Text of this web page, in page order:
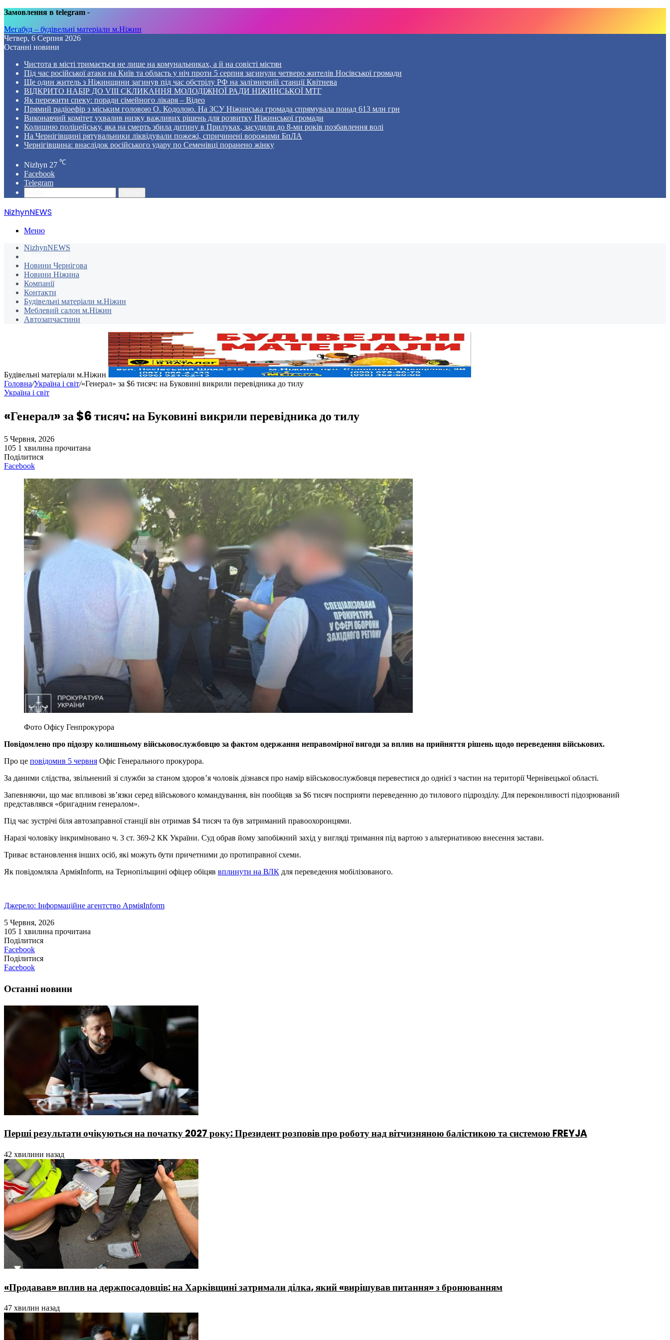
Замовлення в telegram -
Мегабуд – будівельні матеріали м.Ніжин
Четвер, 6 Серпня 2026
Останні новини
Чистота в місті тримається не лише на комунальниках, а й на совісті містян
Під час російської атаки на Київ та область у ніч проти 5 серпня загинули четверо жителів Носівської громади
Ще один житель з Ніжинщини загинув під час обстрілу РФ на залізничній станції Квітнева
ВІДКРИТО НАБІР ДО VIII СКЛИКАННЯ МОЛОДІЖНОЇ РАДИ НІЖИНСЬКОЇ МТГ
Як пережити спеку: поради сімейного лікаря – Відео
Прямий радіоефір з міським головою О. Кодолою. На ЗСУ Ніжинська громада спрямувала понад 613 млн грн
Виконавчий комітет ухвалив низку важливих рішень для розвитку Ніжинської громади
Колишню поліцейську, яка на смерть збила дитину в Прилуках, засудили до 8-ми років позбавлення волі
На Чернігівщині рятувальники ліквідували пожежі, спричинені ворожими БпЛА
Чернігівщина: внаслідок російського удару по Семенівці поранено жінку
Nizhyn 27 ℃
Facebook
Telegram
NizhynNEWS
Меню
NizhynNEWS
Новини Чернігова
Новини Ніжина
Компанії
Контакти
Будівельні матеріали м.Ніжин
Меблевий салон м.Ніжин
Автозапчастини
Будівельні матеріали м.Ніжин
Головна/Україна і світ/«Генерал» за $6 тисяч: на Буковині викрили перевідника до тилу
Україна і світ
«Генерал» за $6 тисяч: на Буковині викрили перевідника до тилу
5 Червня, 2026
105 1 хвилина прочитана
Поділитися
Facebook
Фото Офісу Генпрокурора
Повідомлено про підозру колишньому військовослужбовцю за фактом одержання неправомірної вигоди за вплив на прийняття рішень щодо переведення військових.
Про це повідомив 5 червня Офіс Генерального прокурора.
За даними слідства, звільнений зі служби за станом здоров’я чоловік дізнався про намір військовослужбовця перевестися до однієї з частин на території Чернівецької області.
Запевняючи, що має впливові зв’язки серед військового командування, він пообіцяв за $6 тисяч посприяти переведенню до тилового підрозділу. Для переконливості підозрюваний
представлявся «бригадним генералом».
Під час зустрічі біля автозаправної станції він отримав $4 тисяч та був затриманий правоохоронцями.
Наразі чоловіку інкриміновано ч. 3 ст. 369-2 КК України. Суд обрав йому запобіжний захід у вигляді тримання під вартою з альтернативою внесення застави.
Триває встановлення інших осіб, які можуть бути причетними до протиправної схеми.
Як повідомляла АрміяInform, на Тернопільщині офіцер обіцяв вплинути на ВЛК для переведення мобілізованого.
Джерело: Інформаційне агентство АрміяInform
5 Червня, 2026
105 1 хвилина прочитана
Поділитися
Facebook
Поділитися
Facebook
Останні новини
Перші результати очікуються на початку 2027 року: Президент розповів про роботу над вітчизняною балістикою та системою FREYJA
42 хвилини назад
«Продавав» вплив на держпосадовців: на Харківщині затримали ділка, який «вирішував питання» з бронюванням
47 хвилин назад